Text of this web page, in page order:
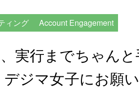
ィング Account Engagement
実行までちゃん
ジマ女子にお願